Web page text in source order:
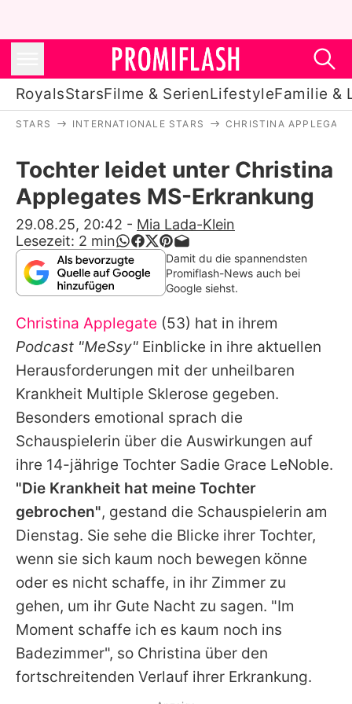
RoyalsStarsFilme & SerienLifestyleFamilie &
Stars
Filme & Serien
Lifestyle
Familie & Liebe
Alle Themen auf Promiflash
Jobs
App runterladen
Team
Redaktionelle Richtlinien
Impressum
Datenschutzerklärung
Nutzungsbedingungen
Utiq verwalten
STARS INTERNATIONALE STARS CHRISTINA APPLEGATE
Tochter leidet unter Christina
Applegates MS-Erkrankung
29.08.25, 20:42 - Mia Lada-Klein
Lesezeit: 2 min
Damit du die spannendsten
Promiflash-News auch bei
Google siehst.
Christina Applegate (53) hat in ihrem
Podcast "MeSsy" Einblicke in ihre aktuellen
Herausforderungen mit der unheilbaren
Krankheit Multiple Sklerose gegeben.
Besonders emotional sprach die
Schauspielerin über die Auswirkungen auf
ihre 14-jährige Tochter Sadie Grace LeNoble.
"Die Krankheit hat meine Tochter
gebrochen", gestand die Schauspielerin am
Dienstag. Sie sehe die Blicke ihrer Tochter,
wenn sie sich kaum noch bewegen könne
oder es nicht schaffe, in ihr Zimmer zu
gehen, um ihr Gute Nacht zu sagen. "Im
Moment schaffe ich es kaum noch ins
Badezimmer", so Christina über den
fortschreitenden Verlauf ihrer Erkrankung.